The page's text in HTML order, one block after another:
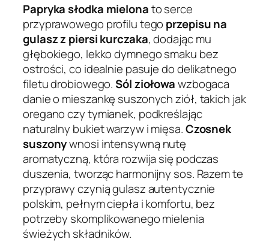
Papryka słodka mielonato serce
przyprawowego profilu tego przepisu na
gulasz z piersi kurczaka, dodając mu
głębokiego, lekko dymnego smaku bez
ostrości, co idealnie pasuje do delikatnego
filetu drobiowego.Sól ziołowawzbogaca
danie o mieszankę suszonych ziół, takich jak
oregano czy tymianek, podkreślając
naturalny bukiet warzyw i mięsa.Czosnek
suszonywnosi intensywną nutę
aromatyczną, która rozwija się podczas
duszenia, tworząc harmonijny sos. Razem te
przyprawy czynią gulasz autentycznie
polskim, pełnym ciepła i komfortu, bez
potrzeby skomplikowanego mielenia
świeżych składników.